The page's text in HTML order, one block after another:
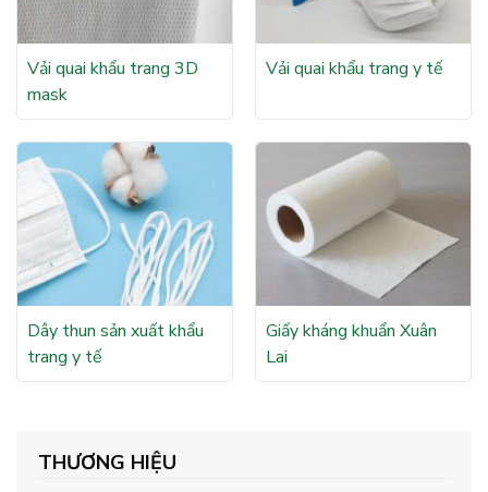
Vải quai khẩu trang 3D
mask
Vải quai khẩu trang y tế
Dây thun sản xuất khẩu
trang y tế
Giấy kháng khuẩn Xuân
Lai
THƯƠNG HIỆU